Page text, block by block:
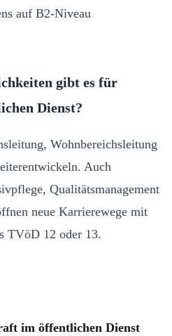
auf B2-Niveau
gibt es für
Dienst?
Wohnbereichsleitung
Auch
Qualitätsmanagement
neue Karrierewege mit
TVöD 12 oder 13.
im öffentlichen Dienst